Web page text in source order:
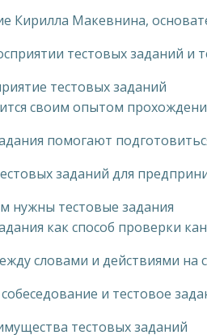
Кирилла Макевнина,
тестовых заданий и
тестовых заданий
своим опытом
помогают
заданий для
нужны тестовые задания
как способ проверки
словами и действиями на
и тестовое
тестовых заданий